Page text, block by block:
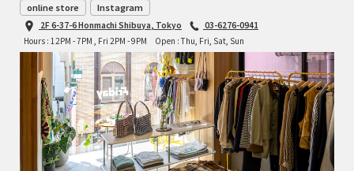
online store Instagram
2F 6-37-6 Honmachi Shibuya, Tokyo
03-6276-0941
Hours : 12PM - 7PM , Fri 2PM - 9PM
Open : Thu, Fri, Sat, Sun